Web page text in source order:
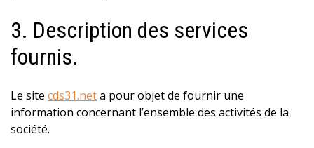
3. Description des services
fournis.
Le site cds31.neta pour objet de fournir une
information concernant l’ensemble des activités de la
société.